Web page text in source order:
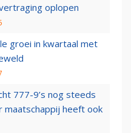
oplopen
groei in kwartaal met
777-9’s nog steeds
maatschappij heeft ook